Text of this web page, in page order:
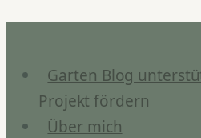
Kefir
Knollen
Garten Blog
Projekt fördern
Über mich